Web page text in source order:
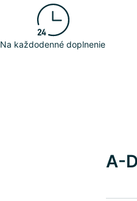
Na každodenné doplnenie
A-